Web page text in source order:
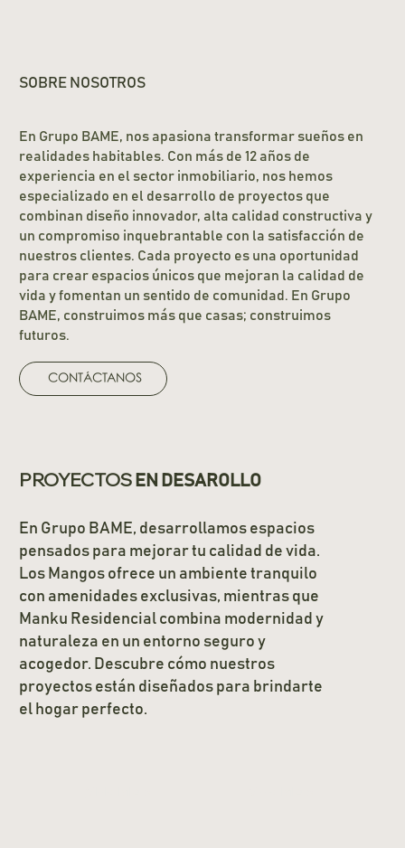
SOBRE NOSOTROS
En Grupo BAME, nos apasiona transformar sueños en
realidades habitables. Con más de 12 años de
experiencia en el sector inmobiliario, nos hemos
especializado en el desarrollo de proyectos que
combinan diseño innovador, alta calidad constructiva y
un compromiso inquebrantable con la satisfacción de
nuestros clientes. Cada proyecto es una oportunidad
para crear espacios únicos que mejoran la calidad de
vida y fomentan un sentido de comunidad. En Grupo
BAME, construimos más que casas; construimos
futuros.
CONTÁCTANOS
PROYECTOS EN DESAROLLO
En Grupo BAME, desarrollamos espacios
pensados para mejorar tu calidad de vida.
Los Mangos ofrece un ambiente tranquilo
con amenidades exclusivas, mientras que
Manku Residencial combina modernidad y
naturaleza en un entorno seguro y
acogedor. Descubre cómo nuestros
proyectos están diseñados para brindarte
el hogar perfecto.